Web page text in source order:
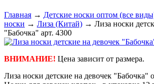
Главная → Детские носки оптом (все
носки → Лиза (Китай) → Лиза носки
"Бабочка" арт. 4300
ВНИМАНИЕ! Цена зависит от размера.
Лиза носки детские на девочек "Бабочка"